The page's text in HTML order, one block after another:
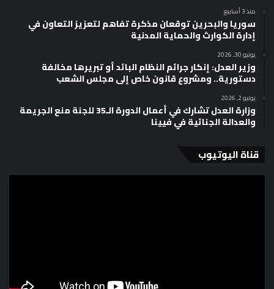
منذ 3 أسابيع
سوريا والبحرين توقعان مذكرة تفاهم لتعزيز التعاون في
إدارة الكوارث والحماية المدنية
يونيو 30, 2026
وزير العدل: إنكار جرائم النظام البائد أو تبريرها مخالفة
دستورية.. ومشروع قانون خاص إلى مجلس الشعب
يونيو 2, 2026
وزارة العدل تشارك في أعمال الدورة الـ35 للجنة منع الجريمة
والعدالة الجنائية في فيينا
قناة اليوتيوب